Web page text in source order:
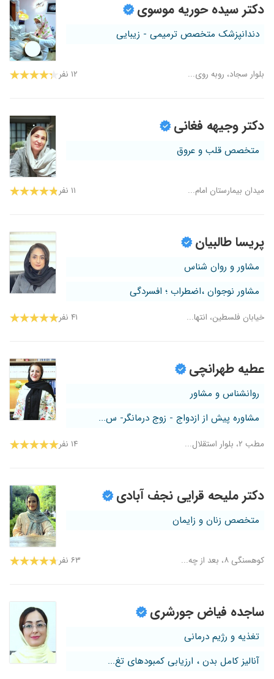
دکتر سیده حوریه موسوی
دندانپزشک متخصص ترمیمی - زیبایی
بلوار سجاد، روبه روی... ۱۲ نفر
دکتر وجیهه فغانی
متخصص قلب و عروق
میدان بیمارستان امام... ۱۱ نفر
پریسا طالبیان
مشاور و روان شناس
مشاور نوجوان ،اضطراب ؛ افسردگی
خیابان فلسطین، انتها... ۴۱ نفر
عطیه طهرانچی
روانشناس و مشاور
مشاوره پیش از ازدواج - زوج درمانگر- س...
مطب ۲، بلوار استقلال... ۱۴ نفر
دکتر ملیحه قرایی نجف آبادی
متخصص زنان و زایمان
کوهسنگی ۸، بعد از چه... ۶۳ نفر
ساجده فیاض جورشری
تغذیه و رژیم درمانی
آنالیز کامل بدن ، ارزیابی کمبودهای تغ...